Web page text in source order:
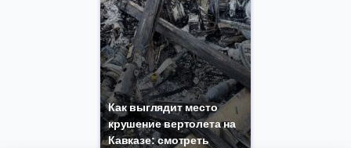
Как выглядит место
крушение вертолета на
Кавказе: смотреть